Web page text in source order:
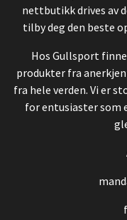
nettbutikk drives av
tilby deg den beste
Hos Gullsport
produkter fra
fra hele verden. Vi er
for entusiaster som